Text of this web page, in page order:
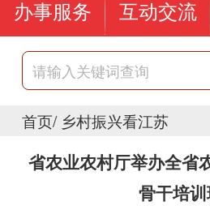
办事服务 互动交流
首页/ 乡村振兴看江苏
省农业农村厅举办全省
骨干培